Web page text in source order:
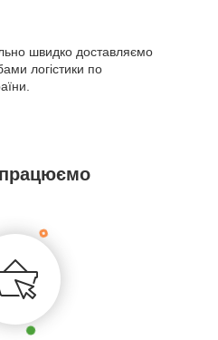
швидко доставляємо
логістики по